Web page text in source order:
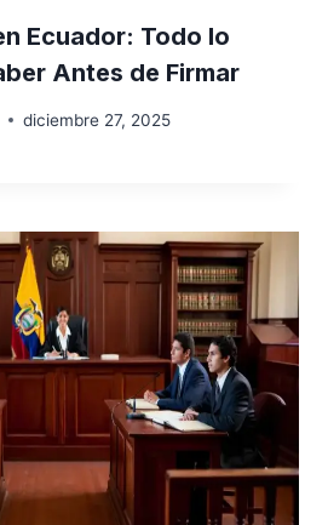
Ecuador: Todo lo
Antes de Firmar
diciembre 27, 2025